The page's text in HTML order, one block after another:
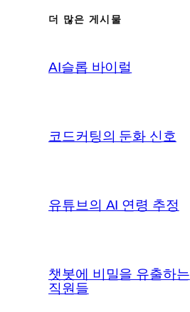
더 많은 게시물
AI슬롭 바이럴
코드커팅의 둔화 신호
유튜브의 AI 연령 추정
챗봇에 비밀을 유출하는
직원들